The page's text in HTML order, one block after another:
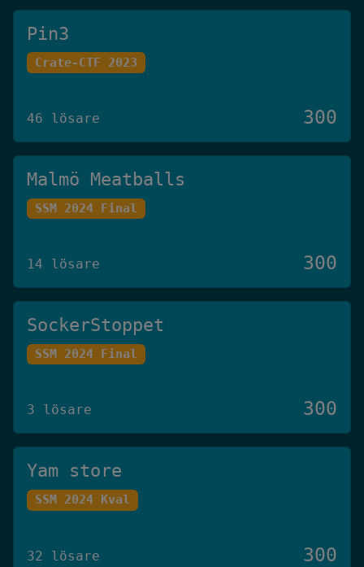
Pin3
Crate-CTF 2023
46 lösare 300
Malmö Meatballs
SSM 2024 Final
14 lösare 300
SockerStoppet
SSM 2024 Final
3 lösare 300
Yam store
SSM 2024 Kval
32 lösare 300